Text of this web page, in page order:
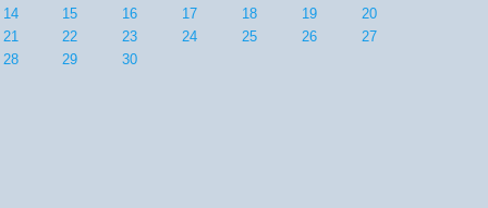
14
15 16 17 18 19
20
21
22 23 24 25 26
27
28
29 30